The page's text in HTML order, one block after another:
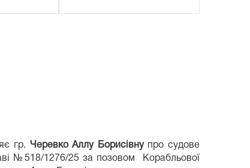
гр. Черевко Аллу Борисівнупро судове
№518/1276/25 за позовом Корабльової